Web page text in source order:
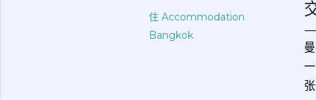
住 Accommodation
Bangkok